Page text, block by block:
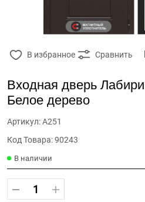
В избранное Сравнить
Входная дверь
Белое дерево
Артикул: А251
Код Товара: 90243
В наличии